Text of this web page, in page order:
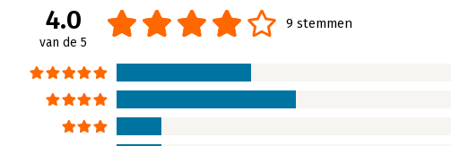
adviezen al vaker gekregen hebben. Maar zodra
de adviezen niet opgevolgd. Is de basis tot
Elbers dan wel niet te werk gaan om dat te
4.0
van de 5
9 stemmen